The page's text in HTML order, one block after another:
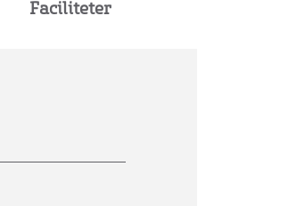
Faciliteter